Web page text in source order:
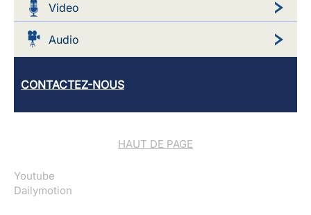
Video
Audio
CONTACTEZ-NOUS
HAUT DE PAGE
Youtube
Dailymotion